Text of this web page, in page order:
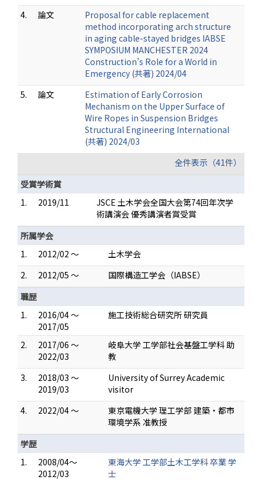
4.
論文
Proposal for cable replacement
method incorporating arch structure
in aging cable-stayed bridges IABSE
SYMPOSIUM MANCHESTER 2024
Construction’s Role for a World in
Emergency (共著) 2024/04
5.
論文
Estimation of Early Corrosion
Mechanism on the Upper Surface of
Wire Ropes in Suspension Bridges
Structural Engineering International
(共著) 2024/03
全件表示（41件）
受賞学術賞
1.
2019/11
JSCE 土木学会全国大会第74回年次学
術講演会 優秀講演者賞受賞
所属学会
1.
2012/02 ～
土木学会
2.
2012/05 ～
国際構造工学会（IABSE）
職歴
1.
2016/04 ～
2017/05
施工技術総合研究所 研究員
2.
2017/06 ～
2022/03
岐阜大学 工学部社会基盤工学科 助
教
3.
2018/03 ～
2019/03
University of Surrey Academic
visitor
4.
2022/04 ～
東京電機大学 理工学部 建築・都市
環境学系 准教授
学歴
1.
2008/04～
2012/03
東海大学 工学部土木工学科 卒業 学
士